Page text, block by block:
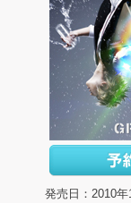
発売日：2010年